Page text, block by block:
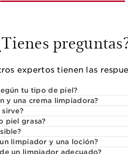
expertos tienen las
tu tipo de piel?
y una crema limpiadora?
piel grasa?
limpiador y una loción?
un limpiador adecuado?